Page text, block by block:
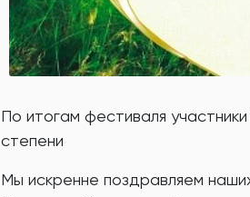
По итогам фестиваля
степени
Мы искренне поздравляем